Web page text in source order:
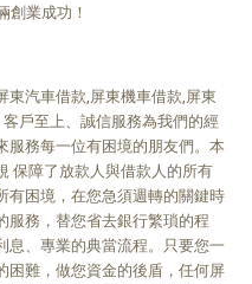
創業成功！
東汽車借款,屏東機車借款,屏東
戶至上、誠信服務為我們的經
服務每一位有困境的朋友們。本
保障了放款人與借款人的所有
有困境，在您急須週轉的關鍵時
服務，替您省去銀行繁瑣的程
息、專業的典當流程。只要您一
困難，做您資金的後盾，任何屏